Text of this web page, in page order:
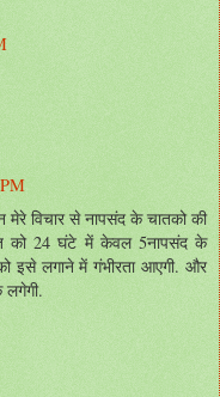
विचार से नापसंद के चातको की
को 24 घंटे में केवल 5नापसंद के
इसे लगाने में गंभीरता आएगी. और